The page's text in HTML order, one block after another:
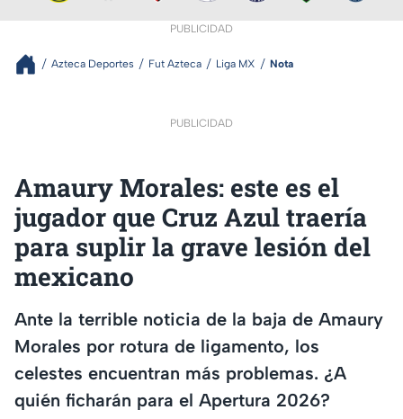
PUBLICIDAD
Azteca Deportes Fut Azteca Liga MX Nota
PUBLICIDAD
Amaury Morales: este es el
jugador que Cruz Azul traería
para suplir la grave lesión del
mexicano
Ante la terrible noticia de la baja de Amaury
Morales por rotura de ligamento, los
celestes encuentran más problemas. ¿A
quién ficharán para el Apertura 2026?